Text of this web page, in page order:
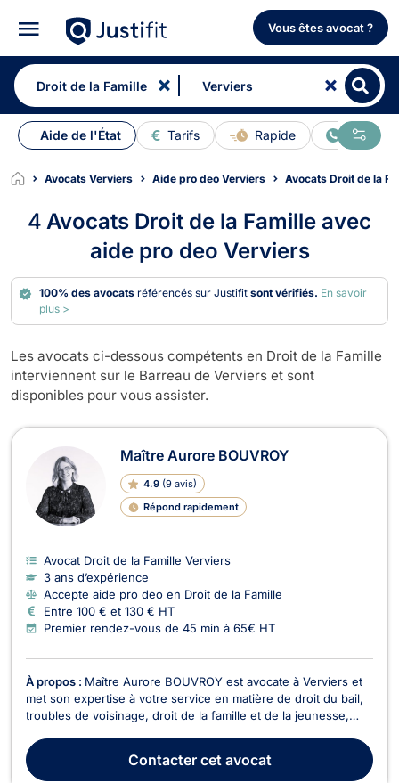
Vous êtes avocat ?
Aide de l'État Tarifs Rapide En ligne
Avocats Verviers Aide pro deo Verviers Avocats Droit de la
4 Avocats Droit de la Famille avec
aide pro deo Verviers
100% des avocats référencés sur Justifitsont vérifiés. En savoir
plus >
Les avocats ci-dessous compétents en Droit de la Famille
interviennent sur le Barreau de Verviers et sont
disponibles pour vous assister.
Avocats en Droit de la Famille à
Maître Aurore BOUVROY
4.9 (9 avis)
Répond rapidement
Avocat Droit de la Famille Verviers
3 ans d’expérience
Accepte aide pro deo en Droit de la Famille
Entre 100 € et 130 € HT
Premier rendez-vous de 45 min à 65€ HT
À propos : Maître Aurore BOUVROY est avocate à Verviers et
met son expertise à votre service en matière de droit du bail,
troubles de voisinage, droit de la famille et de la jeunesse,
bail et troubles de voisinage, Maître BOUVROY vous conseille
et vous représente dans les ...
Contactercet avocat